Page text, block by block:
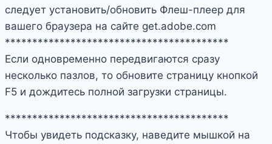
следует установить/обновить Флеш-плеер для
вашего браузера на сайте get.adobe.com
*****************************************
Если одновременно передвигаются сразу
несколько пазлов, то обновите страницу кнопкой
F5 и дождитесь полной загрузки страницы.
*****************************************
Чтобы увидеть подсказку, наведите мышкой на